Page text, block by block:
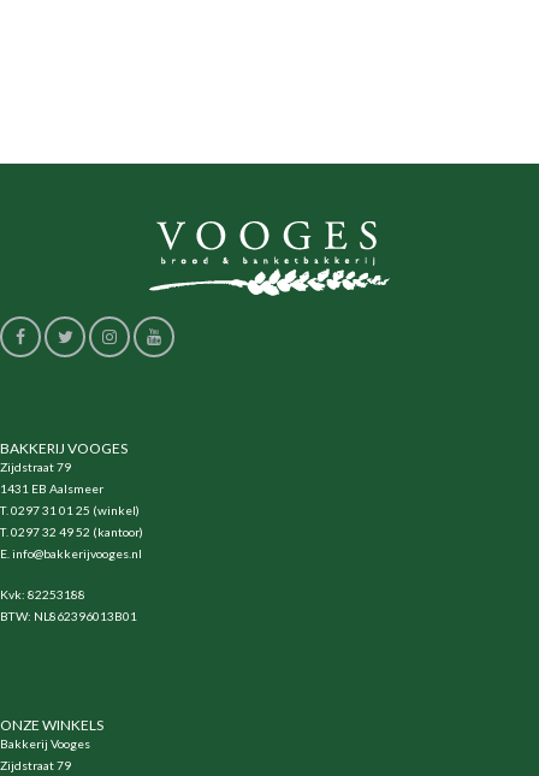
BAKKERIJ VOOGES
Zijdstraat 79
1431 EB Aalsmeer
T. 0297 31 01 25 (winkel)
T. 0297 32 49 52 (kantoor)
E. info@bakkerijvooges.nl
Kvk: 82253188
BTW: NL862396013B01
ONZE WINKELS
Bakkerij Vooges
Zijdstraat 79